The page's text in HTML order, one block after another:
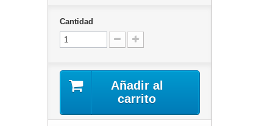
Cantidad
Añadir al
carrito